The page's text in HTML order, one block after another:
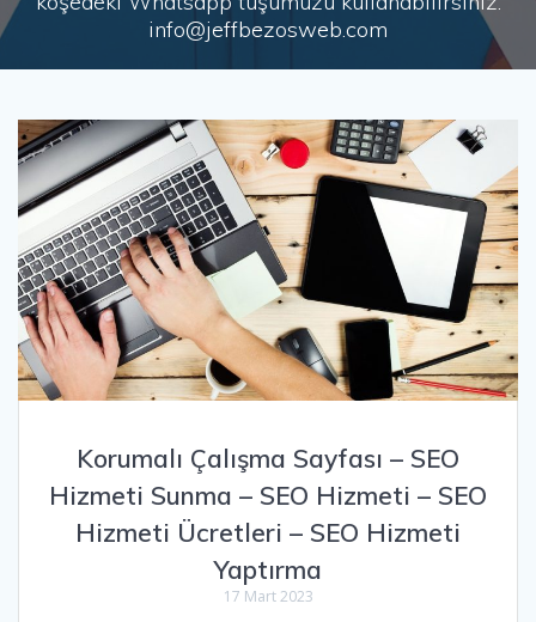
info@jeffbezosweb.com
Korumalı Çalışma Sayfası – SEO
Hizmeti Sunma – SEO Hizmeti – SEO
Hizmeti Ücretleri – SEO Hizmeti
Yaptırma
17 Mart 2023